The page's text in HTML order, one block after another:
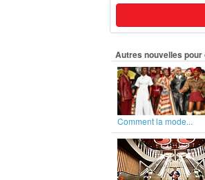
Autres nouvelles
Comment la mode...